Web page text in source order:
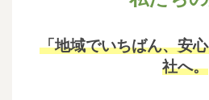
「地域でいちばん、安
社へ。